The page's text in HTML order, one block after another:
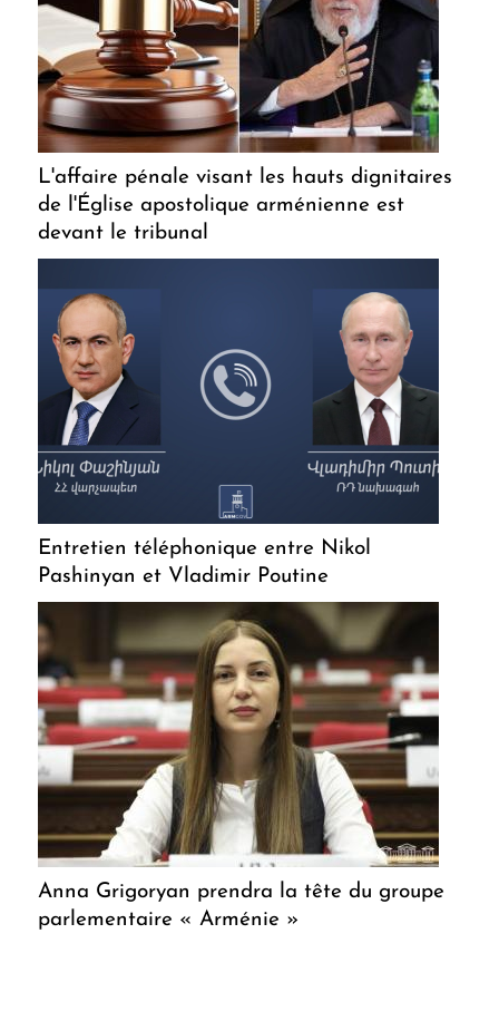
L'affaire pénale visant les hauts dignitaires
de l'Église apostolique arménienne est
devant le tribunal
Entretien téléphonique entre Nikol
Pashinyan et Vladimir Poutine
Anna Grigoryan prendra la tête du groupe
parlementaire « Arménie »